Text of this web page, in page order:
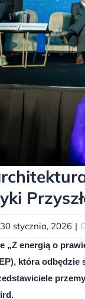
30 stycznia, 2026 |
„Z energią o
która